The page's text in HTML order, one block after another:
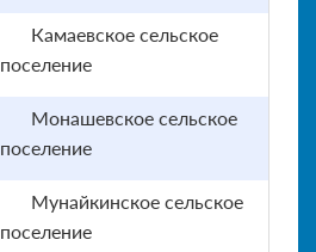
Камаевское сельское
поселение
Монашевское сельское
поселение
Мунайкинское сельское
поселение